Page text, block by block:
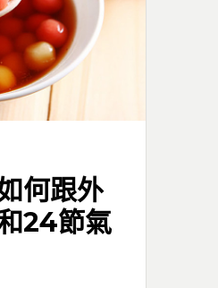
何跟外
24節氣